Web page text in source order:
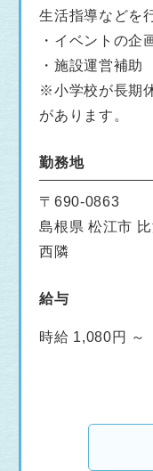
生活指導などを
・イベントの企
・施設運営補
※小学校が長期
があります。
勤務地
〒690-0863
島根県 松江市
西隣
給与
時給 1,080円 ～